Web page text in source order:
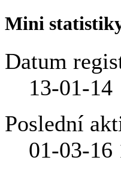
Mini
Datum
13-01-14
Poslední
01-03-16